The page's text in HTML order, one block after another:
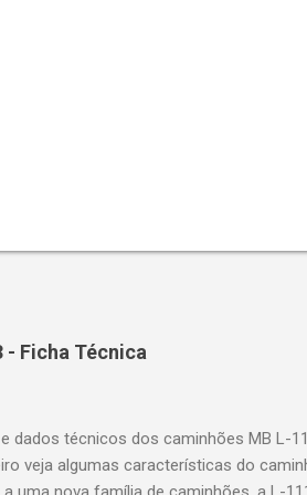
- Ficha Técnica
dados técnicos dos caminhões MB L-
veja algumas características do